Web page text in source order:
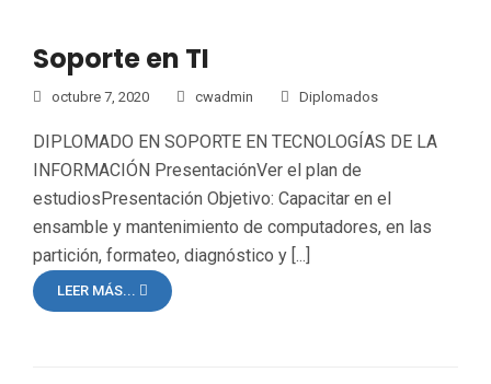
Soporte en TI
octubre 7, 2020 cwadmin Diplomados
DIPLOMADO EN SOPORTE EN TECNOLOGÍAS DE LA
INFORMACIÓN PresentaciónVer el plan de
estudiosPresentación Objetivo: Capacitar en el
ensamble y mantenimiento de computadores, en las
partición, formateo, diagnóstico y [...]
LEER MÁS...